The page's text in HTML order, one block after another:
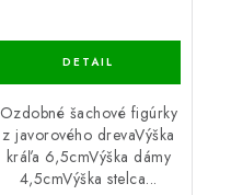
Ozdobné šachové figúrky
z javorového drevaVýška
kráľa 6,5cmVýška dámy
4,5cmVýška stelca...